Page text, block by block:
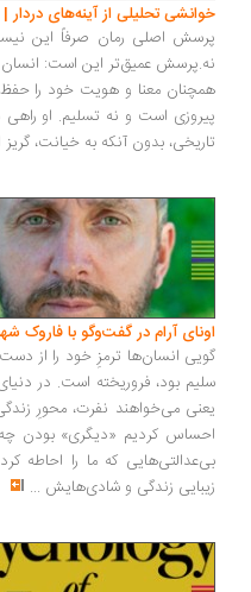
تحلیلی از آینه‌های دردار |
اصلی رمان صرفاً این نیست که
عمیق‌تر این است: انسان پس
معنا و هویت خود را حفظ کند؟...
است و نه تسلیم. او راهی دیگر
بدون آنکه به خیانت، گریز از
آرام در گفت‌وگو با فاروک شهیچ‭
انسان‌ها ترمزِ خود را از دست
بود، فروریخته است. در دنیای
می‌خواهند نفرت، محورِ
کردیم «دیگری» بودن چه
که ما را احاطه
زندگی و شادی‌هایش...